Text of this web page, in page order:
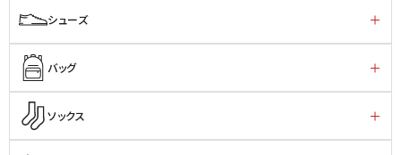
シューズ
バッグ
ソックス